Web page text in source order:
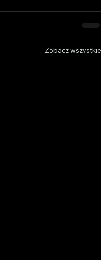
Zobacz wszystkie